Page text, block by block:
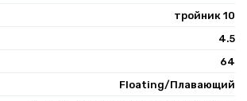
тройник 10
4.5
64
Floating/Плавающий